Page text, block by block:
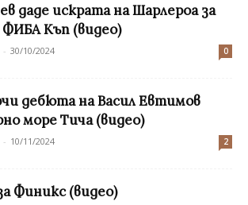
даде искрата на Шарлероа за
ФИБА Къп (видео)
- 30/10/2024 0
дебюта на Васил Евтимов
море Тича (видео)
- 10/11/2024 2
Финикс (видео)